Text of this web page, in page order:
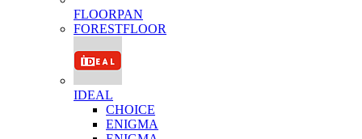
FLOORPAN
FORESTFLOOR
IDEAL
CHOICE
ENIGMA